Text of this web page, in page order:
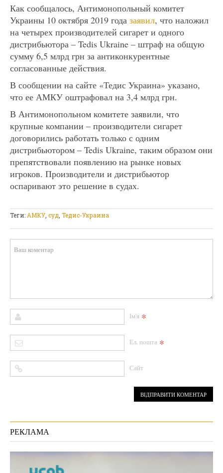
Как сообщалось, Антимонопольный комитет
Украины 10 октября 2019 года заявил, что наложил
на четырех производителей сигарет и одного
дистрибьютора – Tedis Ukraine – штраф на общую
сумму 6,5 млрд грн за антиконкурентные
согласованные действия.
В сообщении на сайте «Тедис Украина» указано,
что ее АМКУ оштрафовал на 3,4 млрд грн.
В Антимонопольном комитете заявили, что
крупные компании – производители сигарет
договорились работать только с одним
дистрибьютором – Tedis Ukraine, таким образом они
препятствовали появлению на рынке новых
игроков. Производители и дистрибьютор
оспаривают это решение в судах.
Теги: АМКУ суд Тедис-Украина
Ім'я *
Ел. пошта *
Сайт
РЕКЛАМА